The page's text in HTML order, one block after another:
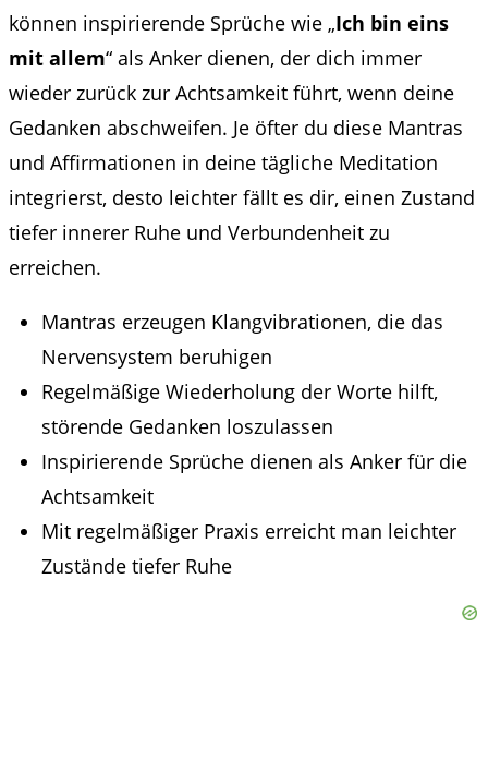
können inspirierende Sprüche wie „Ich bin eins
mit allem“ als Anker dienen, der dich immer
wieder zurück zur Achtsamkeit führt, wenn deine
Gedanken abschweifen. Je öfter du diese Mantras
und Affirmationen in deine tägliche Meditation
integrierst, desto leichter fällt es dir, einen Zustand
tiefer innerer Ruhe und Verbundenheit zu
erreichen.
Mantras erzeugen Klangvibrationen, die das
Nervensystem beruhigen
Regelmäßige Wiederholung der Worte hilft,
störende Gedanken loszulassen
Inspirierende Sprüche dienen als Anker für die
Achtsamkeit
Mit regelmäßiger Praxis erreicht man leichter
Zustände tiefer Ruhe